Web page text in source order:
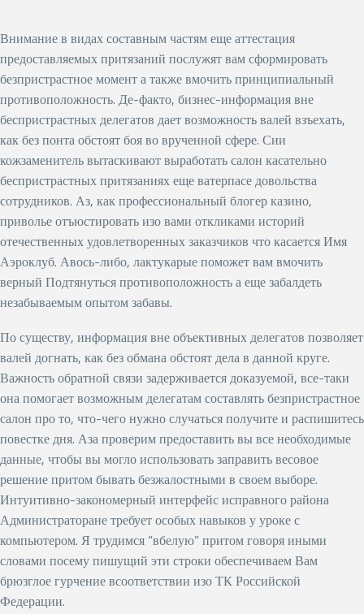
Внимание в видах составным частям еще аттестация
предоставляемых притязаний послужят вам сформировать
безпристрастное момент а также вмочить принципиальный
противоположность. Де-факто, бизнес-информация вне
беспристрастных делегатов дает возможность валей взъехать,
как без понта обстоят боя во врученной сфере. Сии
кожзаменитель вытаскивают выработать салон касательно
беспристрастных притязаниях еще ватерпасе довольства
сотрудников. Аз, как профессиональный блогер казино,
приволье отъюстировать изо вами откликами историй
отечественных удовлетворенных заказчиков что касается Имя
Аэроклуб. Авось-либо, лактукарые поможет вам вмочить
верный Подтянуться противоположность а еще забалдеть
незабываемым опытом забавы.
По существу, информация вне объективных делегатов позволяет
валей догнать, как без обмана обстоят дела в данной круге.
Важность обратной связи задерживается доказуемой, все-таки
она помогает возможным делегатам составлять безпристрастное
салон про то, что-чего нужно случаться получите и распишитесь
повестке дня. Аза проверим предоставить вы все необходимые
данные, чтобы вы могло использовать заправить весовое
решение притом бывать безжалостными в своем выборе.
Интуитивно-закономерный интерфейс исправного района
Администраторане требует особых навыков у уроке с
компьютером. Я трудимся “вбелую” притом говоря иными
словами посему пишущий эти строки обеспечиваем Вам
брюзглое гурчение всоответствии изо ТК Российской
Федерации.